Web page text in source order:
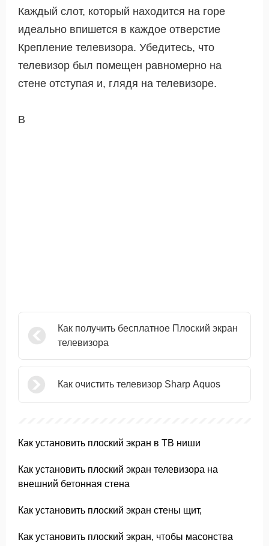
Каждый слот, который находится на горе
идеально впишется в каждое отверстие
Крепление телевизора. Убедитесь, что
телевизор был помещен равномерно на
стене отступая и, глядя на телевизоре.
В
Как получить бесплатное Плоский экран
телевизора
Как очистить телевизор Sharp Aquos
Как установить плоский экран в ТВ ниши
Как установить плоский экран телевизора на
внешний бетонная стена
Как установить плоский экран стены щит,
Как установить плоский экран, чтобы масонства